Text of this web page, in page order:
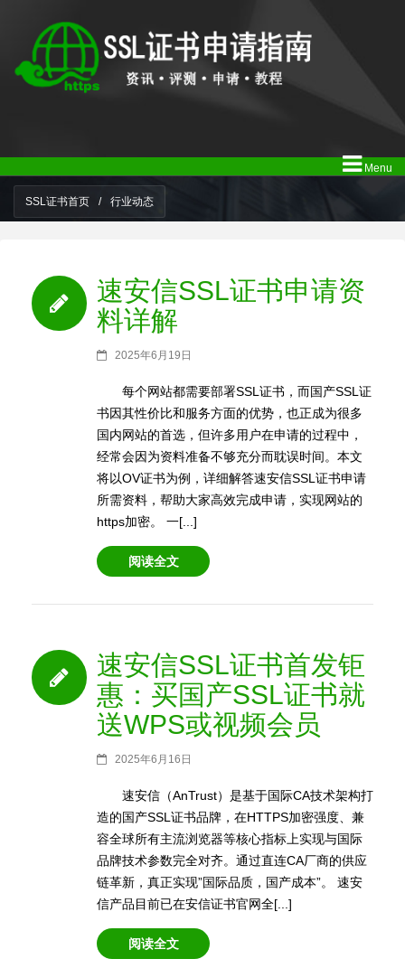
Menu
SSL证书首页 / 行业动态
速安信SSL证书申请资
料详解
2025年6月19日
每个网站都需要部署SSL证书，而国产SSL证
书因其性价比和服务方面的优势，也正成为很多
国内网站的首选，但许多用户在申请的过程中，
经常会因为资料准备不够充分而耽误时间。本文
将以OV证书为例，详细解答速安信SSL证书申请
所需资料，帮助大家高效完成申请，实现网站的
https加密。 一[...]
阅读全文
速安信SSL证书首发钜
惠：买国产SSL证书就
送WPS或视频会员
2025年6月16日
速安信（AnTrust）是基于国际CA技术架构打
造的国产SSL证书品牌，在HTTPS加密强度、兼
容全球所有主流浏览器等核心指标上实现与国际
品牌技术参数完全对齐。通过直连CA厂商的供应
链革新，真正实现”国际品质，国产成本”。 速安
信产品目前已在安信证书官网全[...]
阅读全文